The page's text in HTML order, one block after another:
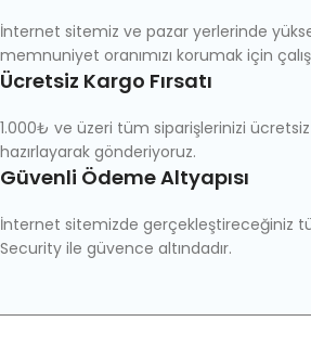
İnternet sitemiz ve pazar yerlerinde
memnuniyet oranımızı korumak için
Ücretsiz Kargo Fırsatı
1.000₺ ve üzeri tüm siparişlerinizi
hazırlayarak gönderiyoruz.
Güvenli Ödeme Altyapısı
İnternet sitemizde gerçekleştireceğiniz
Security ile güvence altındadır.